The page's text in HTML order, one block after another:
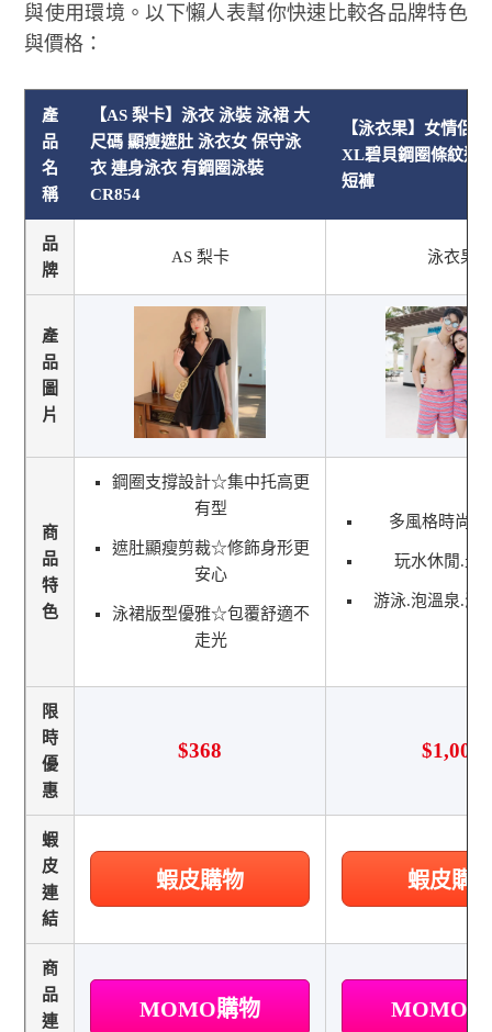
與使用環境。以下懶人表幫你快速比較各品牌特色
與價格：
產
品
名
稱
【AS 梨卡】泳衣 泳裝 泳裙 大
尺碼 顯瘦遮肚 泳衣女 保守泳
衣 連身泳衣 有鋼圈泳裝
CR854
【泳衣果】女情侶
XL碧貝鋼圈條紋連
短褲
品
牌
AS 梨卡 泳衣果
產
品
圖
片
商
品
特
色
鋼圈支撐設計☆集中托高更
有型
遮肚顯瘦剪裁☆修飾身形更
安心
泳裙版型優雅☆包覆舒適不
走光
多風格時尚流
玩水休閒.最
游泳.泡溫泉.海
限
時
優
惠
$368 $1,000
蝦
皮
連
結
蝦皮購物 蝦皮購
商
品
連
MOMO購物 MOMO